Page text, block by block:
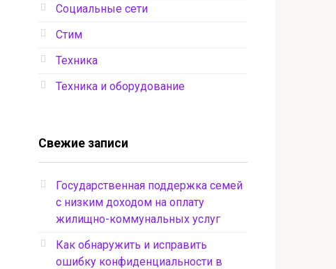
Социальные сети
Стим
Техника
Техника и оборудование
Свежие записи
Государственная поддержка семей
с низким доходом на оплату
жилищно-коммунальных услуг
Как обнаружить и исправить
ошибку конфиденциальности в